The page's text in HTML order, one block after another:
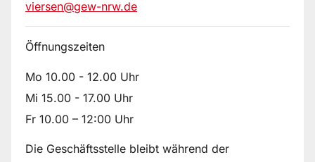
viersen@gew-nrw.de
Öffnungszeiten
Mo 10.00 - 12.00 Uhr
Mi 15.00 - 17.00 Uhr
Fr 10.00 – 12:00 Uhr
Die Geschäftsstelle bleibt während der